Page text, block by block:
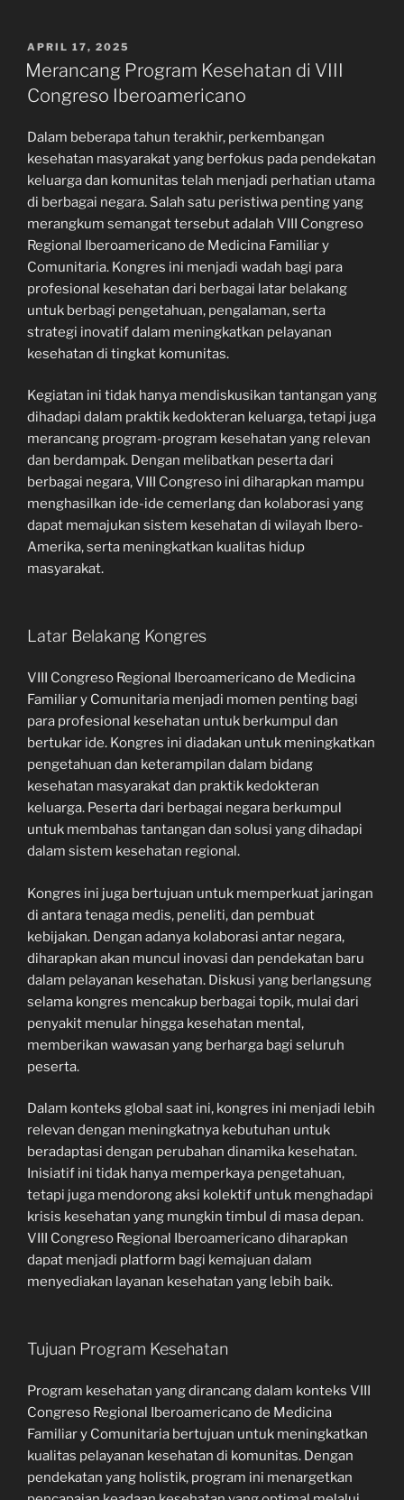
POSTED
ON
APRIL 17, 2025
Merancang Program Kesehatan di VIII
Congreso Iberoamericano
Dalam beberapa tahun terakhir, perkembangan
kesehatan masyarakat yang berfokus pada pendekatan
keluarga dan komunitas telah menjadi perhatian utama
di berbagai negara. Salah satu peristiwa penting yang
merangkum semangat tersebut adalah VIII Congreso
Regional Iberoamericano de Medicina Familiar y
Comunitaria. Kongres ini menjadi wadah bagi para
profesional kesehatan dari berbagai latar belakang
untuk berbagi pengetahuan, pengalaman, serta
strategi inovatif dalam meningkatkan pelayanan
kesehatan di tingkat komunitas.
Kegiatan ini tidak hanya mendiskusikan tantangan yang
dihadapi dalam praktik kedokteran keluarga, tetapi juga
merancang program-program kesehatan yang relevan
dan berdampak. Dengan melibatkan peserta dari
berbagai negara, VIII Congreso ini diharapkan mampu
menghasilkan ide-ide cemerlang dan kolaborasi yang
dapat memajukan sistem kesehatan di wilayah Ibero-
Amerika, serta meningkatkan kualitas hidup
masyarakat.
Latar Belakang Kongres
VIII Congreso Regional Iberoamericano de Medicina
Familiar y Comunitaria menjadi momen penting bagi
para profesional kesehatan untuk berkumpul dan
bertukar ide. Kongres ini diadakan untuk meningkatkan
pengetahuan dan keterampilan dalam bidang
kesehatan masyarakat dan praktik kedokteran
keluarga. Peserta dari berbagai negara berkumpul
untuk membahas tantangan dan solusi yang dihadapi
dalam sistem kesehatan regional.
Kongres ini juga bertujuan untuk memperkuat jaringan
di antara tenaga medis, peneliti, dan pembuat
kebijakan. Dengan adanya kolaborasi antar negara,
diharapkan akan muncul inovasi dan pendekatan baru
dalam pelayanan kesehatan. Diskusi yang berlangsung
selama kongres mencakup berbagai topik, mulai dari
penyakit menular hingga kesehatan mental,
memberikan wawasan yang berharga bagi seluruh
peserta.
Dalam konteks global saat ini, kongres ini menjadi lebih
relevan dengan meningkatnya kebutuhan untuk
beradaptasi dengan perubahan dinamika kesehatan.
Inisiatif ini tidak hanya memperkaya pengetahuan,
tetapi juga mendorong aksi kolektif untuk menghadapi
krisis kesehatan yang mungkin timbul di masa depan.
VIII Congreso Regional Iberoamericano diharapkan
dapat menjadi platform bagi kemajuan dalam
menyediakan layanan kesehatan yang lebih baik.
Tujuan Program Kesehatan
Program kesehatan yang dirancang dalam konteks VIII
Congreso Regional Iberoamericano de Medicina
Familiar y Comunitaria bertujuan untuk meningkatkan
kualitas pelayanan kesehatan di komunitas. Dengan
pendekatan yang holistik, program ini menargetkan